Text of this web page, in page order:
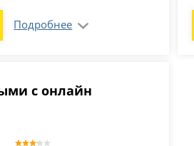
Подробнее
с онлайн